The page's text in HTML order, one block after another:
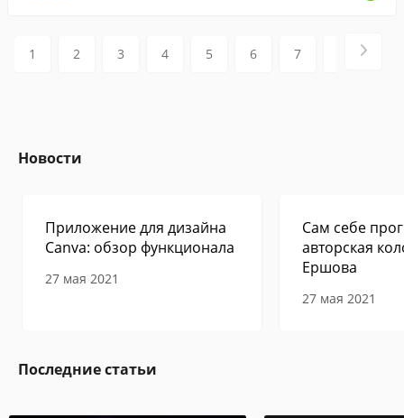
1 2 3 4 5 6 7
Новости
Приложение для дизайна
Canva: обзор функционала
27 мая 2021
Сам себе
авторская
Ершова
27 мая 2021
Последние статьи